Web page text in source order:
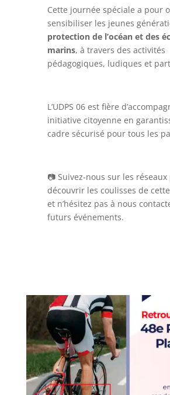
Cette journée spéciale a pour
sensibiliser les jeunes
protection de l’océan et des
marins, à travers des activités
pédagogiques, ludiques et
L’UDPS 06 est fière
initiative citoyenne en
cadre sécurisé pour tous les
📷 Suivez-nous sur les
découvrir les coulisses de
et n’hésitez pas à nous
futurs événements.